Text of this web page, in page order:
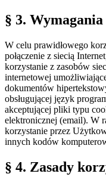
§ 3.
W celu prawidłowego
połączenie z siecią
korzystanie z zasobów
internetowej
dokumentów
obsługującej język
akceptującej pliki typu
elektronicznej (email). W
korzystanie przez
innych kodów
§ 4. Zasady